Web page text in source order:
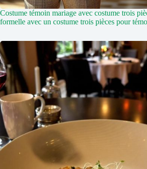
Costume témoin mariage avec costume trois
formelle avec un costume trois pièces pour